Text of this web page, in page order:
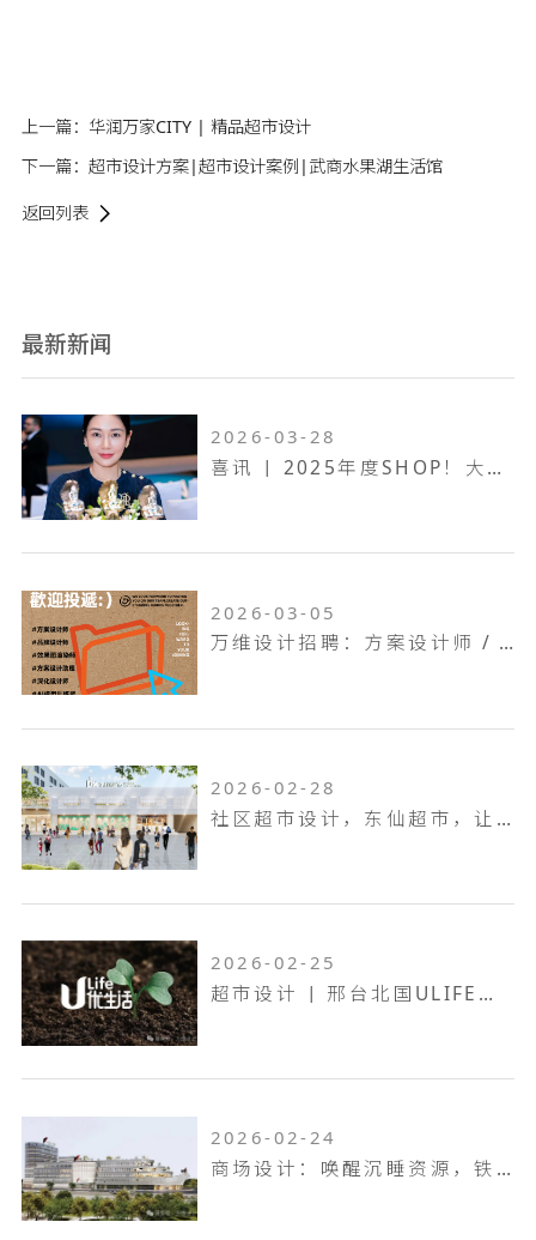
上一篇： 华润万家CITY | 精品超市设计
下一篇： 超市设计方案|超市设计案例|武商水果湖生活馆
返回列表
最新新闻
2026-03-28
喜讯 | 2025年度SHOP！大奖赛，万维设计斩获一金两银！
2026-03-05
万维设计招聘：方案设计师 / 方案设计助理...
2026-02-28
社区超市设计，东仙超市，让生活回归本真！
2026-02-25
超市设计 | 邢台北国ULIFE，共生共融，工业底色的烟火叙事！
2026-02-24
商场设计：唤醒沉睡资源，铁岭双燕天河城，狂揽 9.6 万客流